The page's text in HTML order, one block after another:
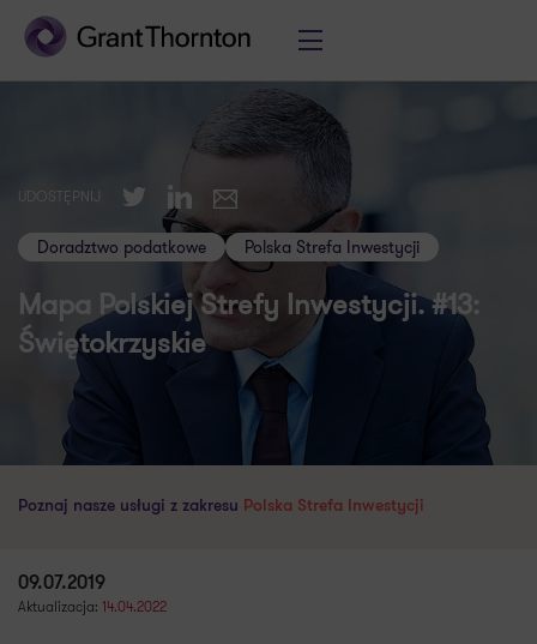
UDOSTĘPNIJ TwitterLinkedIn
E-mail
Doradztwo podatkowe Polska Strefa Inwestycji
Mapa Polskiej Strefy Inwestycji. #13:
Świętokrzyskie
Poznaj nasze usługi z zakresu Polska Strefa Inwestycji
09.07.2019
Aktualizacja: 14.04.2022